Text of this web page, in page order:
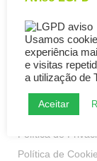
Política de
Política de
Usamos
experiência
e visitas
a utilização de
Aceitar